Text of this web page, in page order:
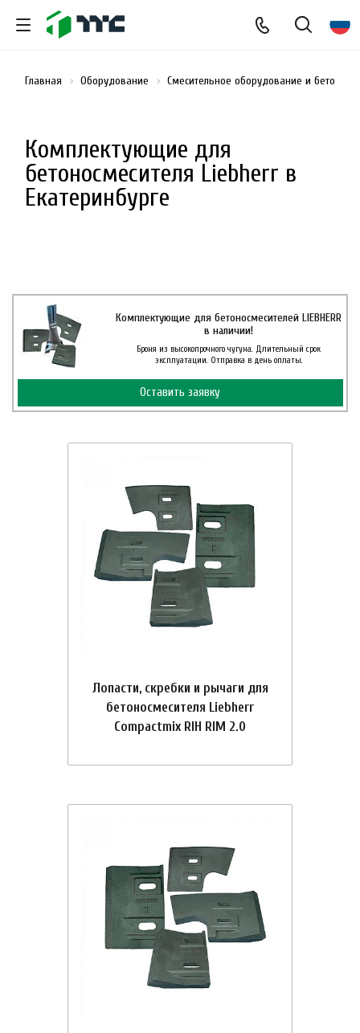
Комплектующие для
бетоносмесителя Liebherr в
Екатеринбурге
Главная Оборудование Смесительное оборудование и
Комплектующие для бетоносмесителей LIEBHERR
в наличии!
Броня из высокопрочного чугуна. Длительный срок
эксплуатации. Отправка в день оплаты.
Оставить заявку
Лопасти, скребки и рычаги для
бетоносмесителя Liebherr
Compactmix RIH RIM 2.0